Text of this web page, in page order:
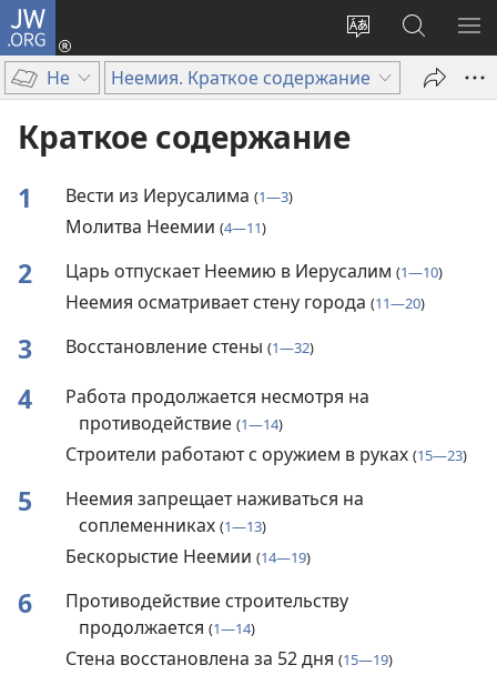
JW.ORG
Изменить
язык
сайта
Войти
(открывается
в
новом
Поиск
по
jw.org
Не Неемия. Краткое содержание
Краткое содержание
1 Вести из Иерусалима (1—3)
Молитва Неемии (4—11)
2 Царь отпускает Неемию в Иерусалим (1—10)
Неемия осматривает стену города (11—20)
3 Восстановление стены (1—32)
4
Работа продолжается несмотря на
противодействие (1—14)
Строители работают с оружием в руках (15—23)
5
Неемия запрещает наживаться на
соплеменниках (1—13)
Бескорыстие Неемии (14—19)
6
Противодействие строительству
продолжается (1—14)
Стена восстановлена за 52 дня (15—19)